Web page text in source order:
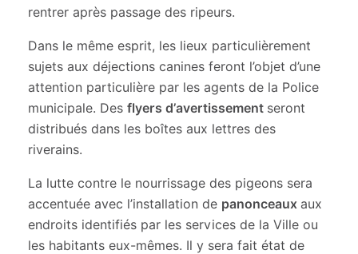
rentrer après passage des ripeurs.
Dans le même esprit, les lieux particulièrement
sujets aux déjections canines feront l’objet d’une
attention particulière par les agents de la Police
municipale. Desflyers d’avertissement seront
distribués dans les boîtes aux lettres des
riverains.
La lutte contre le nourrissage des pigeons sera
accentuée avec l’installation de panonceauxaux
endroits identifiés par les services de la Ville ou
les habitants eux-mêmes. Il y sera fait état de